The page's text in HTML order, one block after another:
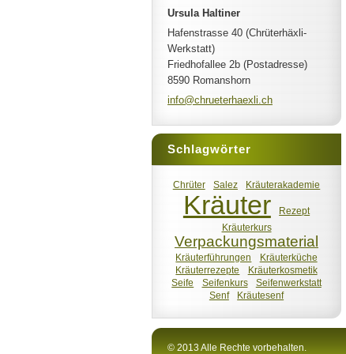
Ursula Haltiner
Hafenstrasse 40 (Chrüterhäxli-
Werkstatt)
Friedhofallee 2b (Postadresse)
8590 Romanshorn
info@chrueterhaexli.ch
Schlagwörter
Chrüter Salez Kräuterakademie
Kräuter
Rezept
Kräuterkurs
Verpackungsmaterial
Kräuterführungen
Kräuterküche
Kräuterrezepte
Kräuterkosmetik
Seife
Seifenkurs
Seifenwerkstatt
Senf
Kräutesenf
© 2013 Alle Rechte vorbehalten.